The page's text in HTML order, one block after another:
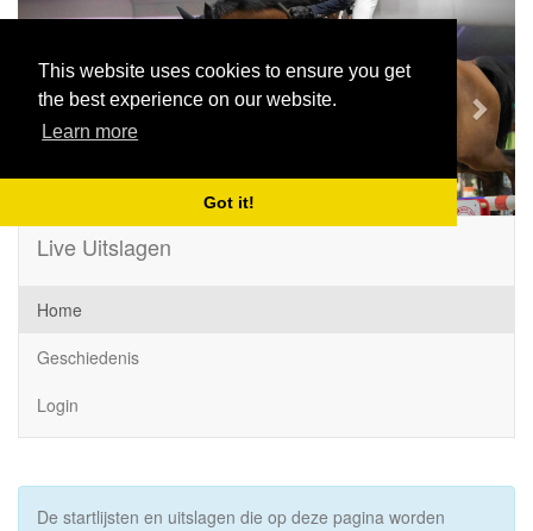
This website uses cookies to ensure you get
the best experience on our website.
Learn more
Got it!
Previous Next
Live Uitslagen
Home
Geschiedenis
Login
De startlijsten en uitslagen die op deze pagina worden